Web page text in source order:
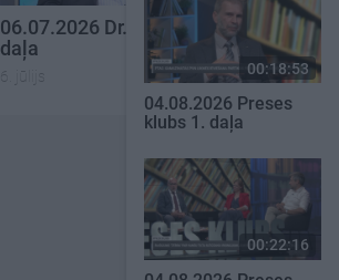
06.07.2026 Dr. Apinis 1.
daļa
6. jūlijs 00:18:53
04.08.2026 Preses
klubs 1. daļa
00:22:16